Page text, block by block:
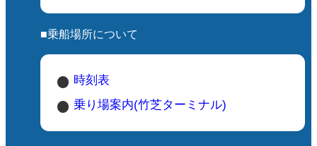
■乗船場所について
時刻表
乗り場案内(竹芝ターミナル)